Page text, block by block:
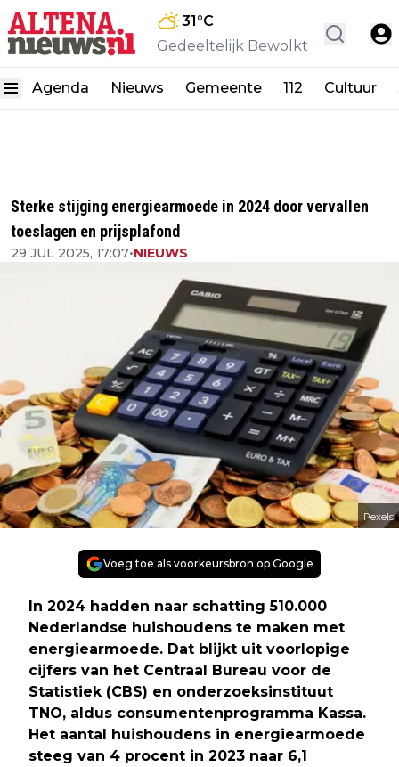
31°C
Gedeeltelijk Bewolkt
Agenda Nieuws Gemeente 112 Cultuur
Sterke stijging energiearmoede in 2024 door vervallen
toeslagen en prijsplafond
29 JUL 2025, 17:07•NIEUWS
Pexels
Voeg toe als voorkeursbron op Google
In 2024 hadden naar schatting 510.000
Nederlandse huishoudens te maken met
energiearmoede. Dat blijkt uit voorlopige
cijfers van het Centraal Bureau voor de
Statistiek (CBS) en onderzoeksinstituut
TNO, aldus consumentenprogramma Kassa.
Het aantal huishoudens in energiearmoede
steeg van 4 procent in 2023 naar 6,1